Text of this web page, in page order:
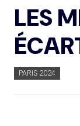
LES
PARIS 2024